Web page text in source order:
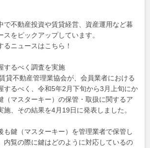
で不動産投資や賃貸経営、資産運用など暮
スをピックアップしています。
ニュースはこちら！
するべく調査を実施
貸不動産管理業協会が、会員業者における
するべく、令和5年2月下旬から3月上旬にか
（マスターキー）の保管・取扱に関するア
施、その結果を4月19日に発表しました。
も鍵（マスターキー）を管理業者で保管し
内覧の際に鍵はどのように対応しているの